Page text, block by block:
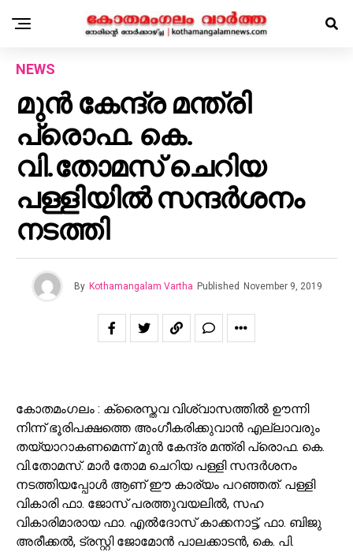
NEWS
മുൻ കേന്ദ്ര മന്ത്രി
പ്രൊഫ. കെ.
വി.തോമസ് ചെറിയ
പള്ളിയിൽ സന്ദർശനം
നടത്തി
By Kothamangalam Vartha Published November 9, 2019
കോതമംഗലം : ക്രൈസ്തവ വിശ്വാസത്തിൽ ഊന്നി
നിന്ന് ഭൂരിപക്ഷത്തെ അംഗീകരിക്കുവാൻ എല്ലാവരും
തയ്യാറാകണമെന്ന് മുൻ കേന്ദ്ര മന്ത്രി പ്രൊഫ. കെ.
വി.തോമസ്. മാർ തോമ ചെറിയ പള്ളി സന്ദർശനം
നടത്തിയപ്പോൾ ആണ് ഈ കാര്യം പറഞ്ഞത്. പള്ളി
വികാരി ഫാ. ജോസ് പരത്തുവയലിൽ, സഹ
വികാരിമാരായ ഫാ. എൽദോസ് കാക്കനാട്ട്, ഫാ. ബിജു
അരീക്കൽ, ട്രസ്റ്റി ജോമോൻ പാലക്കാടൻ, കെ. പി.